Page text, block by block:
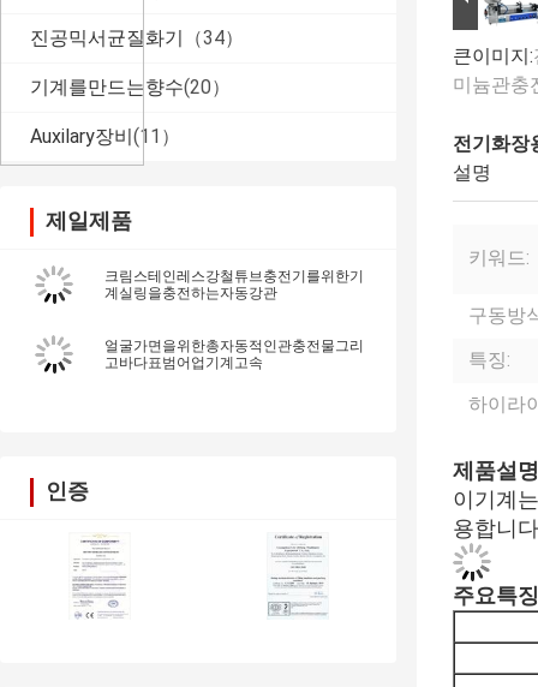
진공믹서균질화기 （34）
기계를만드는향수(20）
Auxilary장비 (11）
제일제품
크림스테인레스강철튜브충전기를위한기
계실링을충전하는자동강관
얼굴가면을위한총자동적인관충전물그리
고바다표범어업기계고속
인증
큰이미지:
미늄관충
전기화장
설명
키워드:
구동방
특징:
하이라
제품설명
이기계
용합니
주요특징